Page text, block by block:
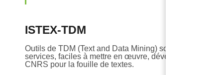
ISTEX-TDM
Outils de TDM (Text and Data Mining) sous forme de
services, faciles à mettre en œuvre, développés par
CNRS pour la fouille de textes.